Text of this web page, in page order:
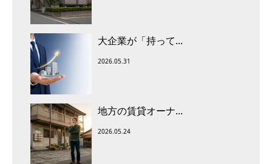
大企業が「持って...
2026.05.31
地方の賃貸オーナ...
2026.05.24